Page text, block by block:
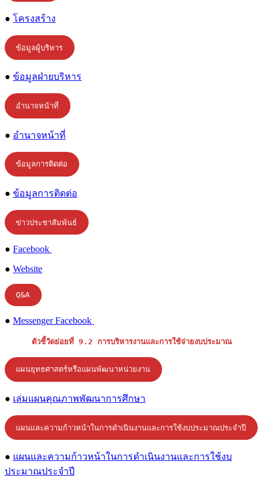
● โครงสร้าง
ข้อมูลผู้บริหาร
● ข้อมูลฝ่ายบริหาร
อำนาจหน้าที่
● อำนาจหน้าที่
ข้อมูลการติดต่อ
● ข้อมูลการติดต่อ
ข่าวประชาสัมพันธ์
● Facebook
● Website
Q&A
● Messenger Facebook
ตัวชี้วัดย่อยที่ 9.2 การบริหารงานและการใช้จ่ายงบประมาณ
แผนยุทธศาสตร์หรือแผนพัฒนาหน่วยงาน
● เล่มแผนคุณภาพพัฒนาการศึกษา
แผนและความก้าวหน้าในการดำเนินงานและการใช้งบประมาณประจำปี
● แผนและความก้าวหน้าในการดำเนินงานและการใช้งบ
ประมาณประจำปี